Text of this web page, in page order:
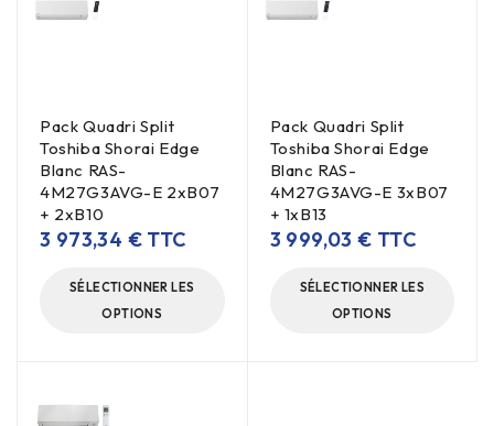
Pack Quadri Split
Toshiba Shorai Edge
Blanc RAS-
4M27G3AVG-E 2xB07
+ 2xB10
3 973,34 € TTC
SÉLECTIONNER LES
OPTIONS
Pack Quadri Split
Toshiba Shorai Edge
Blanc RAS-
4M27G3AVG-E 3xB07
+ 1xB13
3 999,03€ TTC
SÉLECTIONNER LES
OPTIONS